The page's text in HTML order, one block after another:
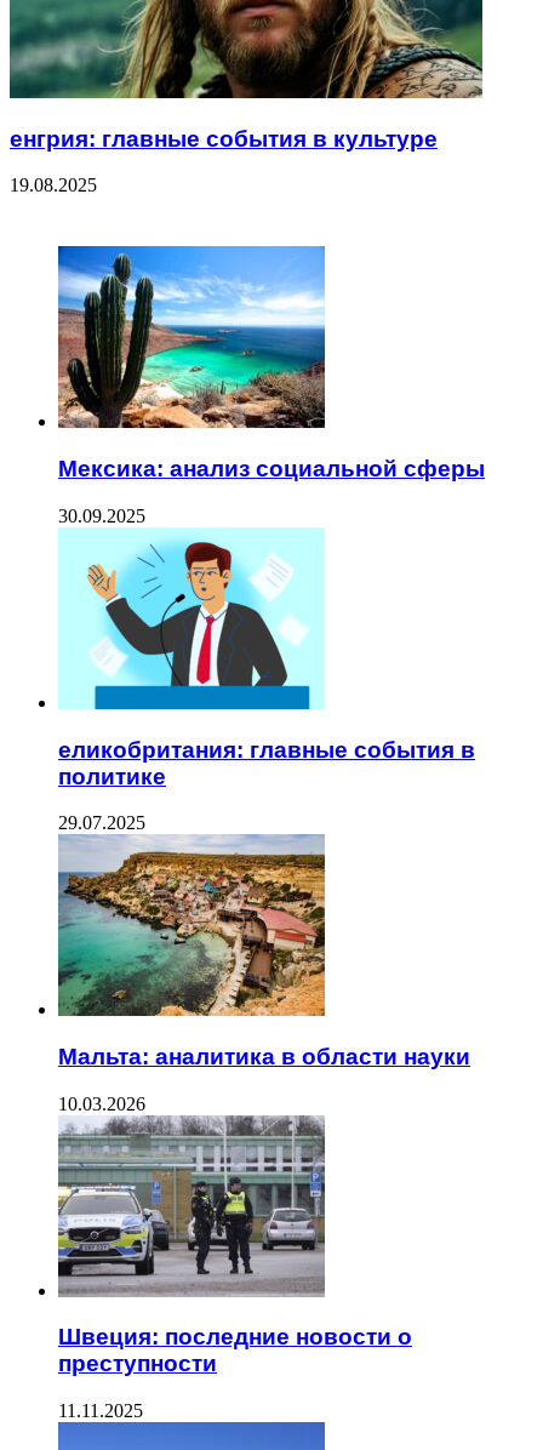
енгрия: главные события в культуре
19.08.2025
Мексика: анализ социальной сферы
30.09.2025
еликобритания: главные события в
политике
29.07.2025
Мальта: аналитика в области науки
10.03.2026
Швеция: последние новости о
преступности
11.11.2025